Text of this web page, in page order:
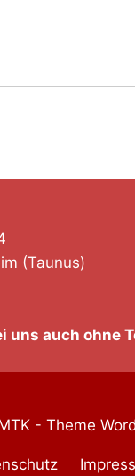
(Taunus)
uns auch ohne
- Theme